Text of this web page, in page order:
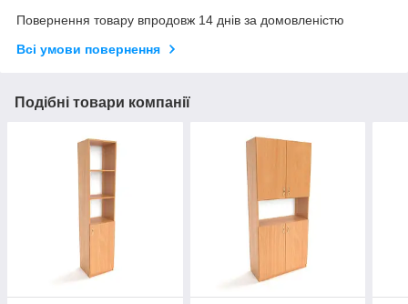
Повернення товару впродовж 14 днів за домовленістю
Всі умови повернення
Подібні товари компанії